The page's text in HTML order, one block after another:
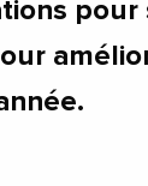
pour